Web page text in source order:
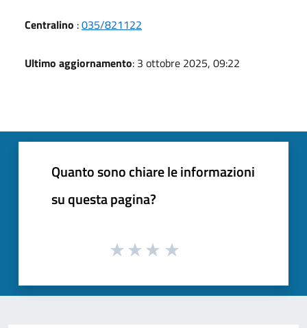
Centralino :035/821122
Ultimo aggiornamento: 3 ottobre 2025, 09:22
Quanto sono chiare le informazioni
su questa pagina?